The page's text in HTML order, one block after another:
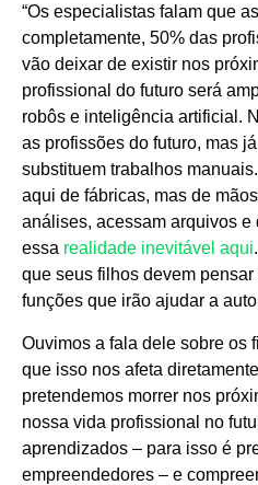
“Os especialistas falam que
completamente, 50% das
vão deixar de existir nos
profissional do futuro será
robôs e inteligência artificial.
as profissões do futuro, mas
substituem trabalhos
aqui de fábricas, mas de
análises, acessam arquivos
essa realidade inevitável aqui
que seus filhos devem
funções que irão ajudar a
Ouvimos a fala dele sobre os
que isso nos afeta
pretendemos morrer nos
nossa vida profissional no
aprendizados – para isso é
empreendedores – e